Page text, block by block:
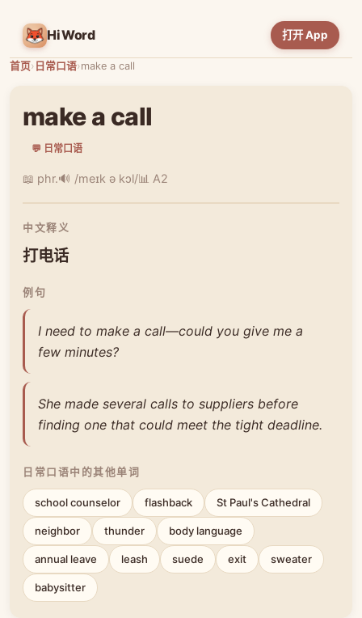
HiWord 打开 App
首页› 日常口语›make a call
make a call
💬 日常口语
📖 phr.🔊 /meɪk ə kɔl/📊 A2
中文释义
打电话
例句
I need to make a call—could you give me a
few minutes?
She made several calls to suppliers before
finding one that could meet the tight deadline.
日常口语中的其他单词
school counselor flashback St Paul's Cathedral
neighbor thunder body language
annual leave leash suede exit sweater
babysitter